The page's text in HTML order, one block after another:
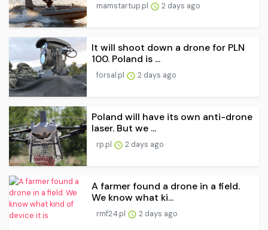
mamstartup.pl 2 days ago
It will shoot down a drone for PLN
100. Poland is ...
forsal.pl 2 days ago
Poland will have its own anti-drone
laser. But we ...
rp.pl 2 days ago
A farmer found a drone in a field.
We know what ki...
rmf24.pl 2 days ago